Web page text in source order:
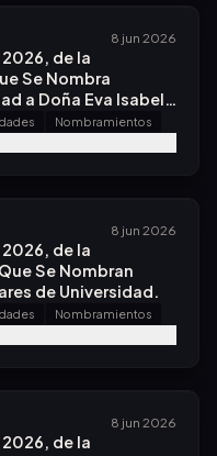
8 jun 2026
de la
Se Nombra
a Doña Eva Isabel
Nombramientos
8 jun 2026
de la
Se Nombran
de Universidad.
Nombramientos
8 jun 2026
de la